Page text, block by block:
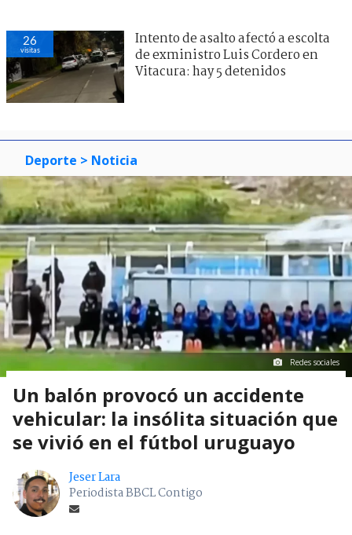
26
visitas
Intento de asalto afectó a escolta
de exministro Luis Cordero en
Vitacura: hay 5 detenidos
Deporte > Noticia
Redes sociales
Un balón provocó un accidente
vehicular: la insólita situación que
se vivió en el fútbol uruguayo
Jeser Lara
Periodista BBCL Contigo